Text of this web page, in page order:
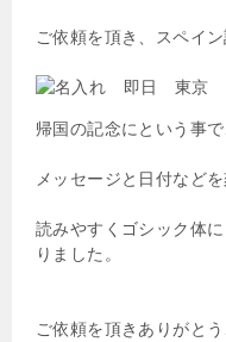
ご依頼を頂き、スペイ
帰国の記念にという事
メッセージと日付などを
読みやすくゴシック体
りました。
ご依頼を頂きありがと